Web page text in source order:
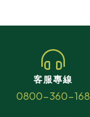
客服專線
0800-360-168